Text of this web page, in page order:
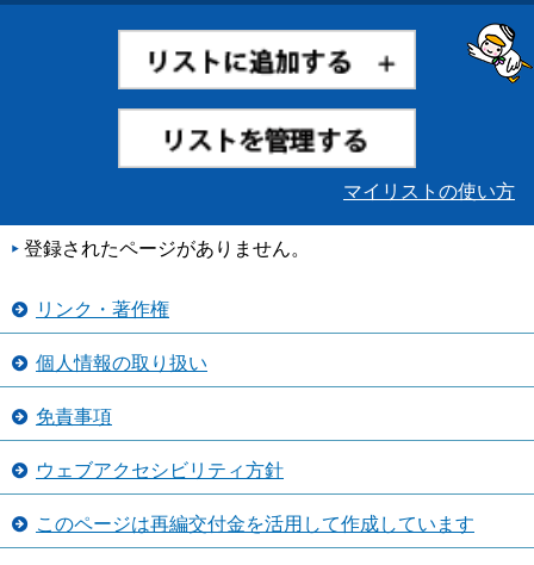
マイリストの使い方
登録されたページがありません。
リンク・著作権
個人情報の取り扱い
免責事項
ウェブアクセシビリティ方針
このページは再編交付金を活用して作成しています